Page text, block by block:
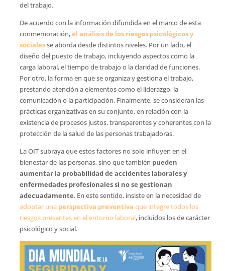
del trabajo.
De acuerdo con la información difundida en el marco de esta
conmemoración,el análisis de los riesgos psicológicos y
socialesse aborda desde distintos niveles. Por un lado, el
diseño del puesto de trabajo, incluyendo aspectos como la
carga laboral, el tiempo de trabajo o la claridad de funciones.
Por otro, la forma en que se organiza y gestiona el trabajo,
prestando atención a elementos como el liderazgo, la
comunicación o la participación. Finalmente, se consideran las
prácticas organizativas en su conjunto, en relación con la
existencia de procesos justos, transparentes y coherentes con la
protección de la salud de las personas trabajadoras.
La OIT subraya que estos factores no solo influyen en el
bienestar de las personas, sino que también pueden
aumentar la probabilidad de accidentes laborales y
enfermedades profesionales si no se gestionan
adecuadamente. En este sentido, insiste en la necesidad de
adoptar una perspectiva preventiva que integre todos los
riesgos presentes en el entorno laboral, incluidos los de carácter
psicológico y social.